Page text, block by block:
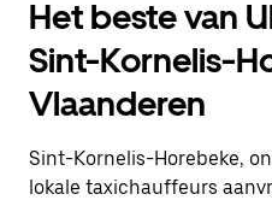
de
agenda
te
openen
en
een
te
selecteren.
Het beste van
Sint-Kornelis-
Vlaanderen
Sint-Kornelis-Horebeke,
lokale taxichauffeurs